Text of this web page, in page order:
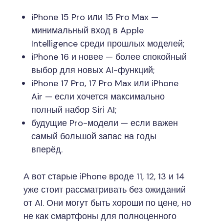
iPhone 15 Pro или 15 Pro Max —
минимальный вход в Apple
Intelligence среди прошлых моделей;
iPhone 16 и новее — более спокойный
выбор для новых AI-функций;
iPhone 17 Pro, 17 Pro Max или iPhone
Air — если хочется максимально
полный набор Siri AI;
будущие Pro-модели — если важен
самый большой запас на годы
вперёд.
А вот старые iPhone вроде 11, 12, 13 и 14
уже стоит рассматривать без ожиданий
от AI. Они могут быть хороши по цене, но
не как смартфоны для полноценного